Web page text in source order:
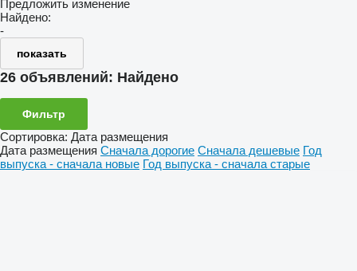
Предложить изменение
Найдено:
-
показать
26 объявлений: Найдено
Фильтр
Сортировка: Дата размещения
Дата размещения Сначала дорогие Сначала дешевые Год
выпуска - сначала новые Год выпуска - сначала старые